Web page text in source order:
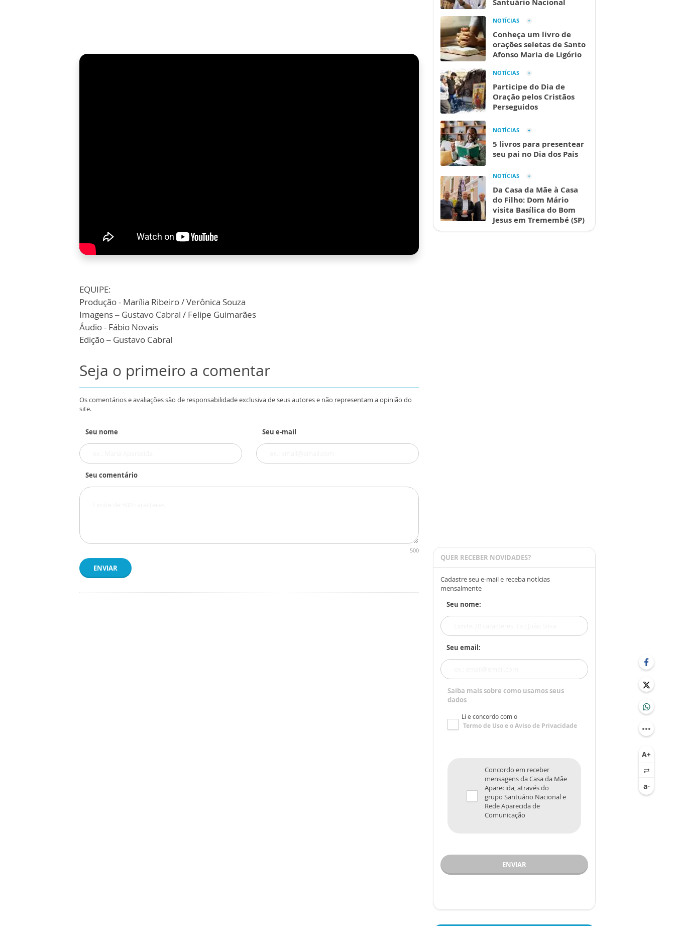
EQUIPE:
Produção - Marília Ribeiro / Verônica Souza
Imagens – Gustavo Cabral / Felipe Guimarães
Áudio - Fábio Novais
Edição – Gustavo Cabral
Seja o primeiro a comentar
Os comentários e avaliações são de responsabilidade exclusiva de seus autores e não representam a opinião do
site.
Seu nome Seu e-mail
Seu comentário
500
ENVIAR
Santuário Nacional
NOTÍCIAS
Conheça um livro de
orações seletas de Santo
Afonso Maria de Ligório
NOTÍCIAS
Participe do Dia de
Oração pelos Cristãos
Perseguidos
NOTÍCIAS
5 livros para presentear
seu pai no Dia dos Pais
NOTÍCIAS
Da Casa da Mãe à Casa
do Filho: Dom Mário
visita Basílica do Bom
Jesus em Tremembé (SP)
QUER RECEBER NOVIDADES?
Cadastre seu e-mail e receba notícias
mensalmente
Seu nome:
Seu email:
Saiba mais sobre como usamos seus
dados
Li e concordo com o
Termo de Usoe oAviso de Privacidade
Concordo em receber
mensagens da Casa da Mãe
Aparecida, através do
grupo Santuário Nacional e
Rede Aparecida de
Comunicação
ENVIAR